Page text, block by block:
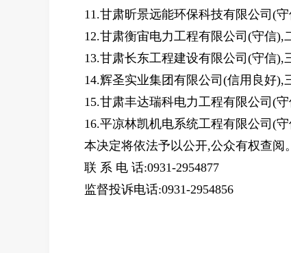
11.甘肃昕景远能环保科技有限公司(
12.甘肃衡宙电力工程有限公司(守信
13.甘肃长东工程建设有限公司(守信
14.辉圣实业集团有限公司(信用良好
15.甘肃丰达瑞科电力工程有限公司(
16.平凉林凯机电系统工程有限公司(
本决定将依法予以公开,公众有权查
联 系 电 话:0931-2954877
监督投诉电话:0931-2954856